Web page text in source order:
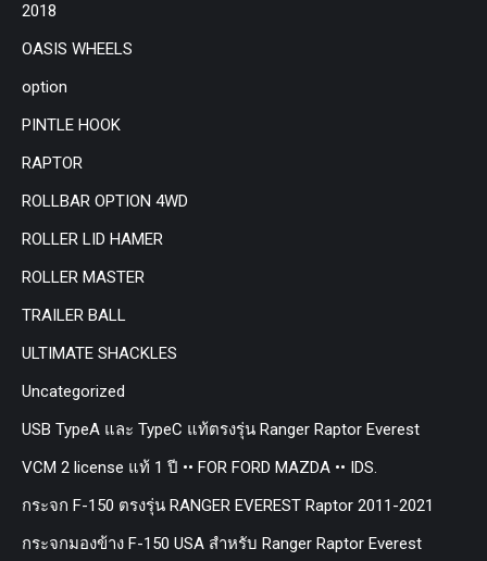
2018
OASIS WHEELS
option
PINTLE HOOK
RAPTOR
ROLLBAR OPTION 4WD
ROLLER LID HAMER
ROLLER MASTER
TRAILER BALL
ULTIMATE SHACKLES
Uncategorized
USB TypeA และ TypeC แท้ตรงรุ่น Ranger Raptor Everest
VCM 2 license แท้ 1 ปี •• FOR FORD MAZDA •• IDS.
กระจก F-150 ตรงรุ่น RANGER EVEREST Raptor 2011-2021
กระจกมองข้าง F-150 USA สำหรับ Ranger Raptor Everest